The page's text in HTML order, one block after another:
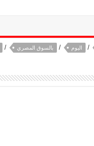
/ اليوم / بالسوق المصري /